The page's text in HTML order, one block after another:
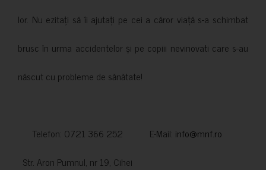
lor. Nu ezitați să îi ajutați pe cei a căror viață s-a schimbat
brusc în urma accidentelor și pe copiii nevinovati care s-au
născut cu probleme de sănătate!
Telefon: 0721 366 252 E-Mail: info@mnf.ro
Str. Aron Pumnul, nr 19, Cihei